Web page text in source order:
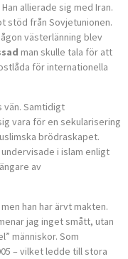
allierade sig med Iran.
stöd från Sovjetunionen.
västerlänning blev
man skulle tala för att
för internationella
vän. Samtidigt
vara för en sekularisering
brödraskapet.
i islam enligt
av
han har ärvt makten.
jag inget smått, utan
människor. Som
– vilket ledde till stora